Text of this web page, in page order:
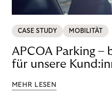
CASE STUDY MOBILITÄT
APCOA Parking –
für unsere
MEHR LESEN